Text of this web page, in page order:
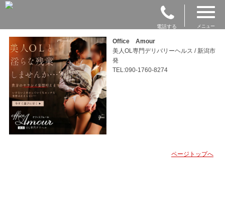
電話する メニュー
Office Amour
美人OL専門デリバリーヘルス / 新潟市
発
TEL:090-1760-8274
ページトップへ